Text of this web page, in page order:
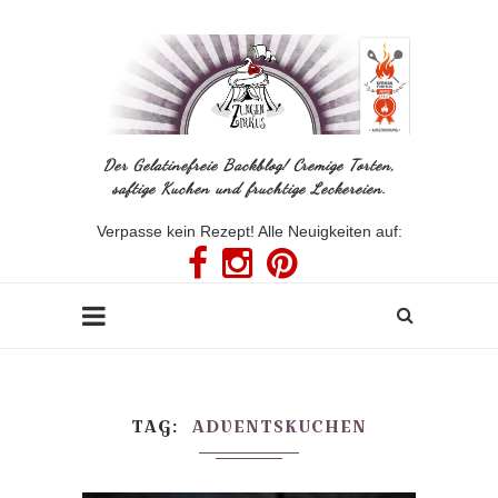
Der Gelatinefreie Backblog! Cremige Torten,
saftige Kuchen und fruchtige Leckereien.
Verpasse kein Rezept! Alle Neuigkeiten auf:
TAG ADVENTSKUCHEN